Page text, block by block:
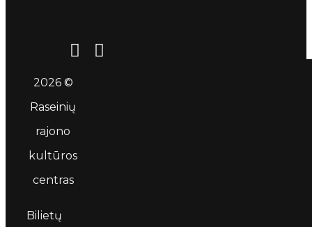
2026 ©
Raseinių
rajono
kultūros
centras
Bilietų